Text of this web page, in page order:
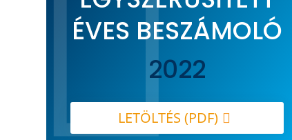
ÉVES BESZÁMOLÓ
2022
LETÖLTÉS (PDF)